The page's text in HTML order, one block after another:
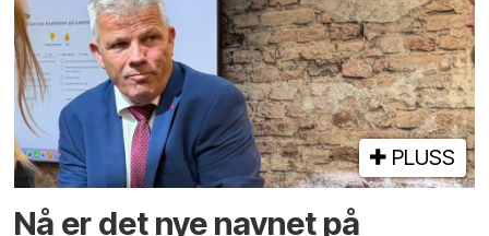
PLUSS
Nå er det nye navnet på